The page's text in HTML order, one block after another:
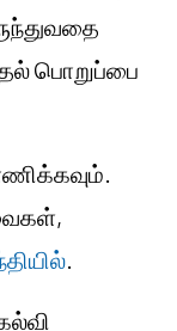
பொறுப்பை
.